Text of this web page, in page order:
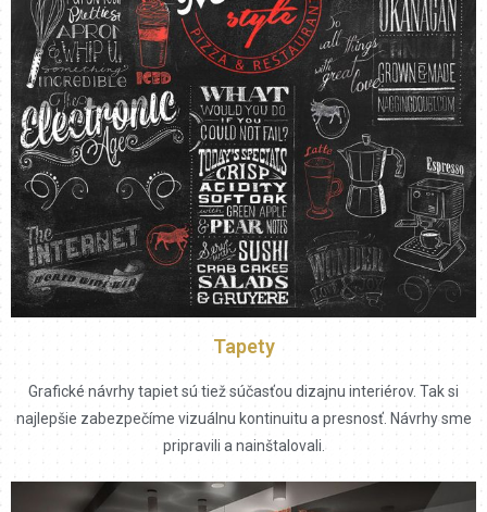
Tapety
Grafické návrhy tapiet sú tiež súčasťou dizajnu interiérov. Tak si
najlepšie zabezpečíme vizuálnu kontinuitu a presnosť. Návrhy sme
pripravili a nainštalovali.